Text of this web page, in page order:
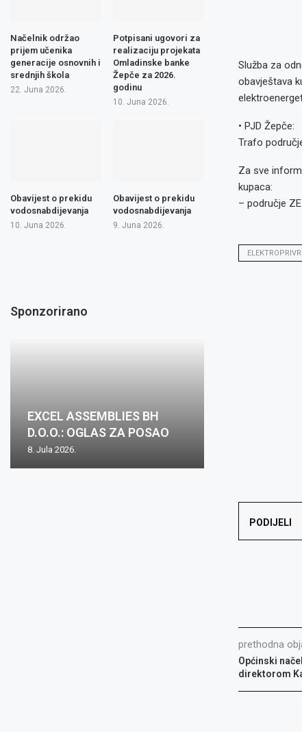
Služba za
obavještava
• PJD Žepče:
Trafo
Za sve
kupaca:
– područje
PODIJELI
prethodna
Općinski
direktorom
Načelnik održao
prijem učenika
generacije osnovnih i
srednjih škola
22. Juna 2026.
Potpisani ugovori za
realizaciju projekata
Omladinske banke
Žepče za 2026.
godinu
10. Juna 2026.
Obavijest o prekidu
vodosnabdijevanja
10. Juna 2026.
Obavijest o prekidu
vodosnabdijevanja
9. Juna 2026.
Sponzorirano
EXCEL ASSEMBLIES BH
D.O.O.: OGLAS ZA POSAO
8. Jula 2026.